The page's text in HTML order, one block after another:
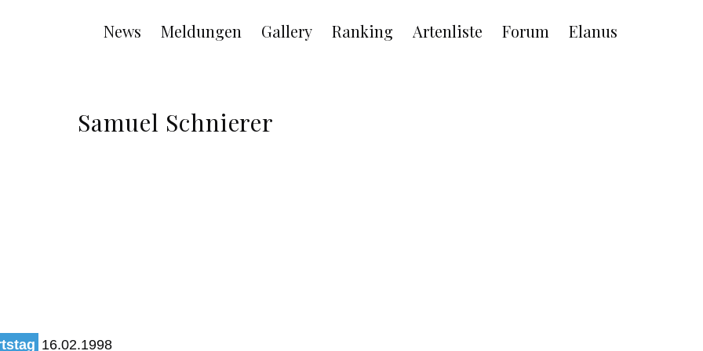
Main
navigation
News Meldungen Gallery Ranking Artenliste Forum Elanus
Samuel Schnierer
16.02.1998